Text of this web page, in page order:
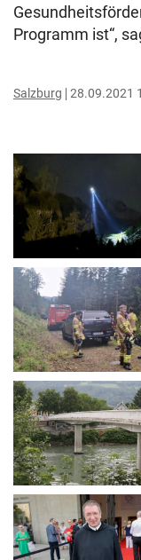
Programm ist“,
Salzburg 28.09.2021